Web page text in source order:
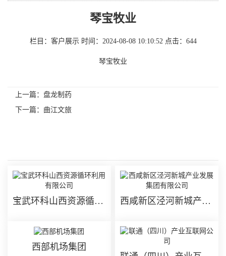
琴宝牧业
栏目：客户展示 时间：2024-08-08 10:10:52 点击： 644
琴宝牧业
上一篇： 盘龙制药
下一篇： 曲江文旅
宝武环科山西资源循环利用有限公司 西咸新区泾河新城产业发展集团有限公司
西部机场集团